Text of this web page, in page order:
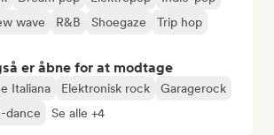
wave R&B Shoegaze
Trip hop
er åbne for at modtage
Italiana Elektronisk rock
Garagerock
dance Se alle +4